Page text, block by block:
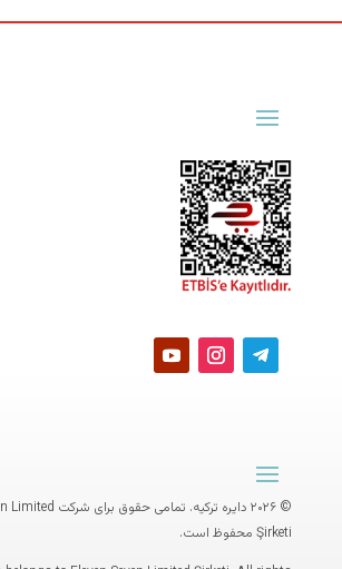
© ۲۰۲۶ دایره ترکیه. تمامی حقوق برای شرکت
Limited
Şirketi محفوظ است.